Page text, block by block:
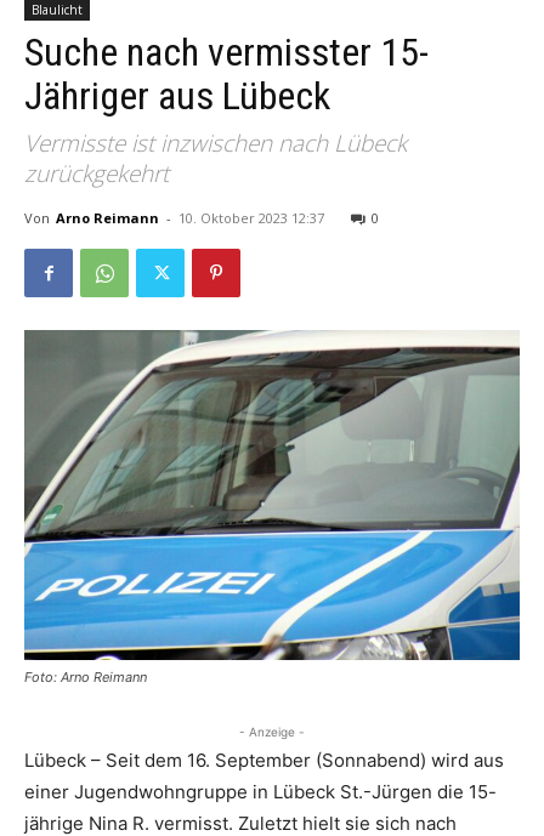
Blaulicht
Suche nach vermisster 15-
Jähriger aus Lübeck
Vermisste ist inzwischen nach Lübeck
zurückgekehrt
Von Arno Reimann - 10. Oktober 2023 12:37 0
Foto: Arno Reimann
- Anzeige -
Lübeck – Seit dem 16. September (Sonnabend) wird aus
einer Jugendwohngruppe in Lübeck St.-Jürgen die 15-
jährige Nina R. vermisst. Zuletzt hielt sie sich nach